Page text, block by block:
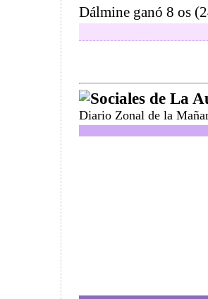
Dálmine ganó 8 os
Sociales de La
Diario Zonal de la